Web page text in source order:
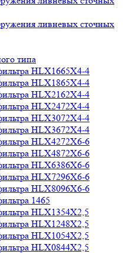
ливневых сточных
типа
HLX1665X4-4
HLX1865X4-4
HLX2162X4-4
HLX2472X4-4
HLX3072X4-4
HLX3672X4-4
HLX4272X6-6
HLX4872X6-6
HLX6386X6-6
HLX7296X6-6
HLX8096X6-6
1465
HLX1354X2,5
HLX1248X2,5
HLX1054X2,5
HLX0844X2,5